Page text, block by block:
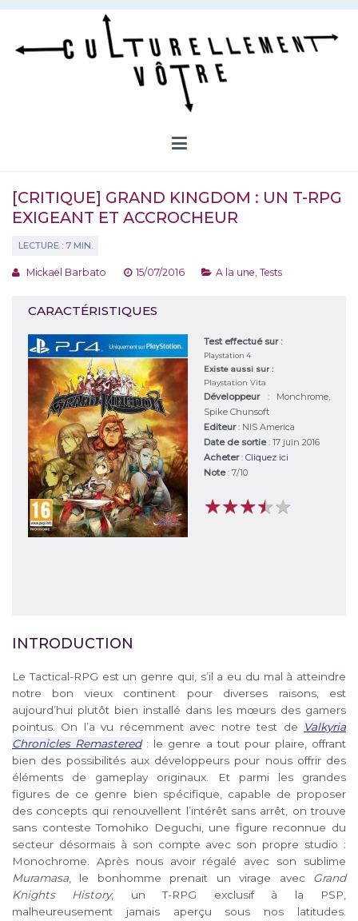
Aller
contenu
[CRITIQUE] GRAND KINGDOM : UN T-RPG
EXIGEANT ET ACCROCHEUR
Mickaël Barbato 15/07/2016 A la une ,Tests
CARACTÉRISTIQUES
Test effectué sur :
Playstation 4
Existe aussi sur :
Playstation Vita
Développeur : Monchrome,
Spike Chunsoft
Editeur: NIS America
Date de sortie: 17 juin 2016
Acheter: Cliquez ici
Note: 7/10
★★★★★
★★★★★
INTRODUCTION
Le Tactical-RPG est un genre qui, s’il a eu du mal à atteindre
notre bon vieux continent pour diverses raisons, est
aujourd’hui plutôt bien installé dans les mœurs des gamers
pointus. On l’a vu récemment avec notre test de
Valkyria
Chronicles Remastered: le genre a tout pour plaire, offrant
bien des possibilités aux développeurs pour nous offrir des
éléments de gameplay originaux. Et parmi les grandes
figures de ce genre bien spécifique, capable de proposer
des concepts qui renouvellent l’intérêt sans arrêt, on trouve
sans conteste Tomohiko Deguchi, une figure reconnue du
secteur désormais à son compte avec son propre studio :
Monochrome. Après nous avoir régalé avec son sublime
Muramasa , le bonhomme prenait un virage avec Grand
Knights History, un T-RPG exclusif à la PSP,
malheureusement jamais aperçu sous nos latitudes.